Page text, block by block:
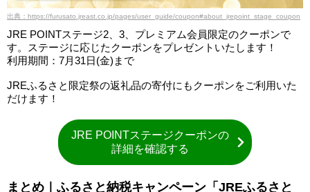
出典：https://furusato.jreast.co.jp/pages/user_guide/coupon#about_jrepoint_stage_coupon
JRE POINTステージ2、3、プレミアム会員限定のクーポンで
す。ステージに応じたクーポンをプレゼントいたします！
利用期間：7月31日(金)まで
JREふるさと限定祭の返礼品の寄付にもクーポンをご利用いた
だけます！
JRE POINTステージクーポンの
詳細を確認する
まとめ｜ふるさと納税キャンペーン「JREふるさと